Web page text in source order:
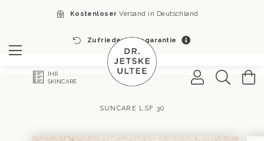
Kostenloser Versand in Deutschland
Zufriedenheitsgarantie
Search
IHR
SKINCARE
SUNCARE LSF 30